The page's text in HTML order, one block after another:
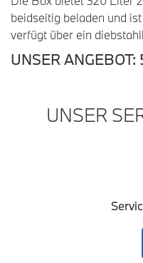
beidseitig beladen und
verfügt über ein
UNSER
UNSER